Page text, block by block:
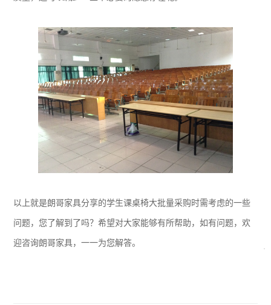
以上就是朗哥家具分享的学生课桌椅大批量采购时需考虑的一些
问题，您了解到了吗？希望对大家能够有所帮助，如有问题，欢
迎咨询朗哥家具，一一为您解答。